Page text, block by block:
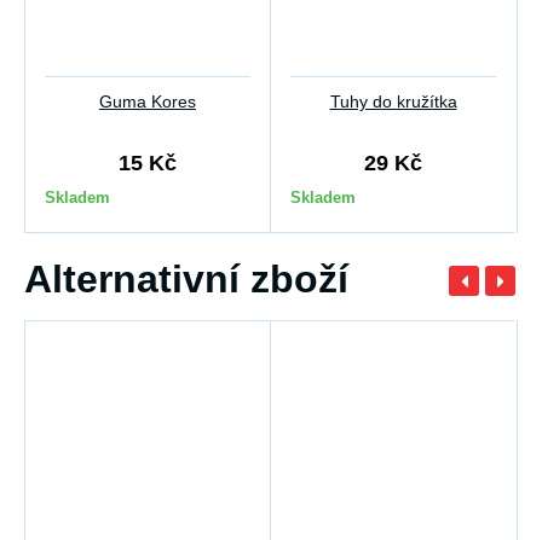
Guma Kores
15 Kč
Skladem
Tuhy do kružítka
29 Kč
Skladem
Alternativní zboží